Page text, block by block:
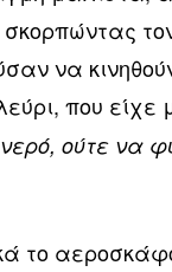
να
που είχε
ούτε να
το